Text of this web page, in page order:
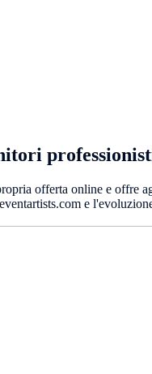
offerta online e
e